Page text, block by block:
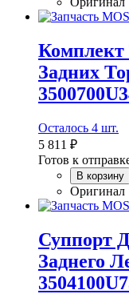
Комплект
Задних
Осталось 4 шт.
5 811 ₽
Готов к
В корзину
Оригинал
Суппорт
Заднего